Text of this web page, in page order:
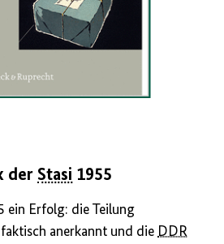
der Stasi 1955
ein Erfolg: die Teilung
anerkannt und die DDR